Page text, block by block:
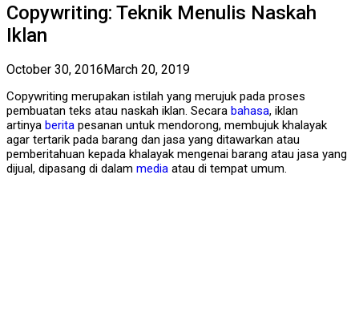
Copywriting: Teknik Menulis Naskah
Iklan
October 30, 2016 March 20, 2019
Copywriting merupakan istilah yang merujuk pada proses
pembuatan teks atau naskah iklan. Secara bahasa, iklan
artinya berita pesanan untuk mendorong, membujuk khalayak
agar tertarik pada barang dan jasa yang ditawarkan atau
pemberitahuan kepada khalayak mengenai barang atau jasa yang
dijual, dipasang di dalam media atau di tempat umum.